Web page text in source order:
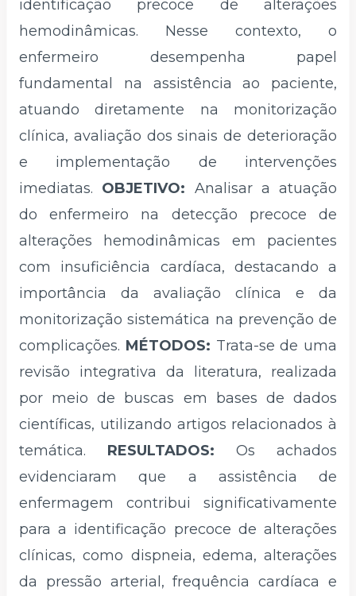
identificação precoce de alterações
hemodinâmicas. Nesse contexto, o
enfermeiro desempenha papel
fundamental na assistência ao paciente,
atuando diretamente na monitorização
clínica, avaliação dos sinais de deterioração
e implementação de intervenções
imediatas. OBJETIVO: Analisar a atuação
do enfermeiro na detecção precoce de
alterações hemodinâmicas em pacientes
com insuficiência cardíaca, destacando a
importância da avaliação clínica e da
monitorização sistemática na prevenção de
complicações. MÉTODOS: Trata-se de uma
revisão integrativa da literatura, realizada
por meio de buscas em bases de dados
científicas, utilizando artigos relacionados à
temática. RESULTADOS: Os achados
evidenciaram que a assistência de
enfermagem contribui significativamente
para a identificação precoce de alterações
clínicas, como dispneia, edema, alterações
da pressão arterial, frequência cardíaca e